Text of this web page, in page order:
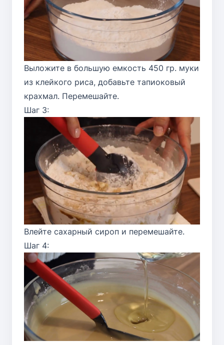
Выложите в большую емкость 450 гр. муки
из клейкого риса, добавьте тапиоковый
крахмал. Перемешайте.
Шаг 3:
Влейте сахарный сироп и перемешайте.
Шаг 4: